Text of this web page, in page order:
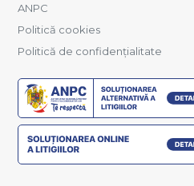
ANPC
Politică cookies
Politică de confidențialitate